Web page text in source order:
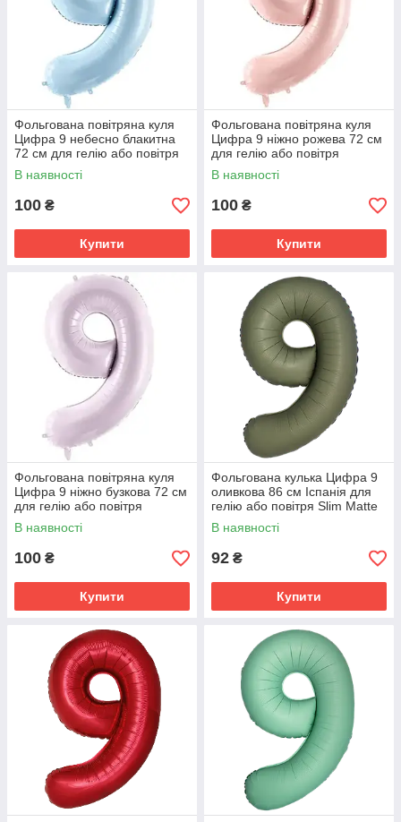
Фольгована повітряна куля
Цифра 9 небесно блакитна
72 см для гелію або повітря
В наявності
100 ₴
Купити
Фольгована повітряна куля
Цифра 9 ніжно рожева 72 см
для гелію або повітря
В наявності
100 ₴
Купити
Фольгована повітряна куля
Цифра 9 ніжно бузкова 72 см
для гелію або повітря
В наявності
100 ₴
Купити
Фольгована кулька Цифра 9
оливкова 86 см Іспанія для
гелію або повітря Slim Matte
Olive Green 34"
В наявності
92 ₴
Купити